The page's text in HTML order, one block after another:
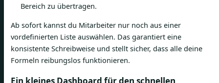
Bereich zu übertragen.
Ab sofort kannst du Mitarbeiter nur noch aus einer
vordefinierten Liste auswählen. Das garantiert eine
konsistente Schreibweise und stellt sicher, dass alle deine
Formeln reibungslos funktionieren.
Ein kleines Dashboard für den schnellen